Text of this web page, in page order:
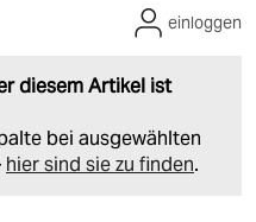
diesem Artikel ist
bei ausgewählten
hier sind sie zu finden.
einloggen